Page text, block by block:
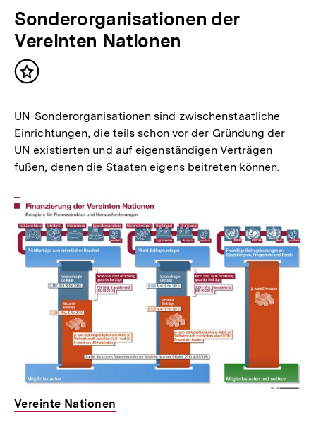
Sonderorganisationen der
Vereinten Nationen
Inhalt
UN-Sonderorganisationen sind zwischenstaatliche
Einrichtungen, die teils schon vor der Gründung der
UN existierten und auf eigenständigen Verträgen
fußen, denen die Staaten eigens beitreten können.
Vereinte Nationen